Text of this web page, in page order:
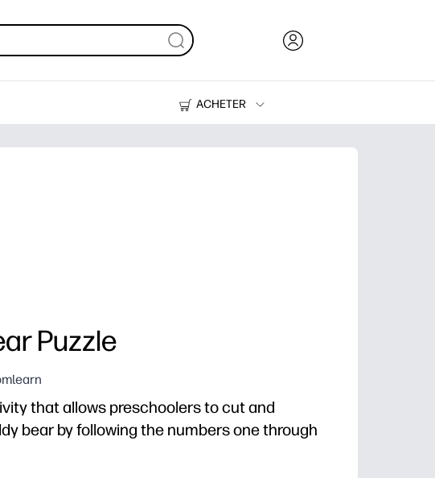
ACHETER
Imprimantes
Puzzle
that allows preschoolers to cut and
bear by following the numbers one through